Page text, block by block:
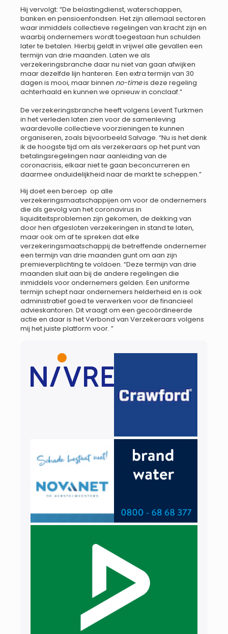
Hij vervolgt: “De belastingdienst, waterschappen,
banken en pensioenfondsen. Het zijn allemaal sectoren
waar inmiddels collectieve regelingen van kracht zijn en
waarbij ondernemers wordt toegestaan hun schulden
later te betalen. Hierbij geldt in vrijwel alle gevallen een
termijn van drie maanden. Laten we als
verzekeringsbranche daar nu niet van gaan afwijken
maar dezelfde lijn hanteren. Een extra termijn van 30
dagen is mooi, maar binnen no-timeis deze regeling
achterhaald en kunnen we opnieuw in conclaaf.”
De verzekeringsbranche heeft volgens Levent Turkmen
in het verleden laten zien voor de samenleving
waardevolle collectieve voorzieningen te kunnen
organiseren, zoals bijvoorbeeld Salvage. “Nu is het denk
ik de hoogste tijd om als verzekeraars op het punt van
betalingsregelingen naar aanleiding van de
coronacrisis, elkaar niet te gaan beconcurreren en
daarmee onduidelijkheid naar de markt te scheppen.”
Hij doet een beroep op alle
verzekeringsmaatschappijen om voor de ondernemers
die als gevolg van het coronavirus in
liquiditeitsproblemen zijn gekomen, de dekking van
door hen afgesloten verzekeringen in stand te laten,
maar ook om af te spreken dat elke
verzekeringsmaatschappij de betreffende ondernemer
een termijn van drie maanden gunt om aan zijn
premieverplichting te voldoen. “Deze termijn van drie
maanden sluit aan bij de andere regelingen die
inmiddels voor ondernemers gelden. Een uniforme
termijn schept naar ondernemers helderheid en is ook
administratief goed te verwerken voor de financieel
advieskantoren. Dit vraagt om een gecoördineerde
actie en daar is het Verbond van Verzekeraars volgens
mij het juiste platform voor. ”